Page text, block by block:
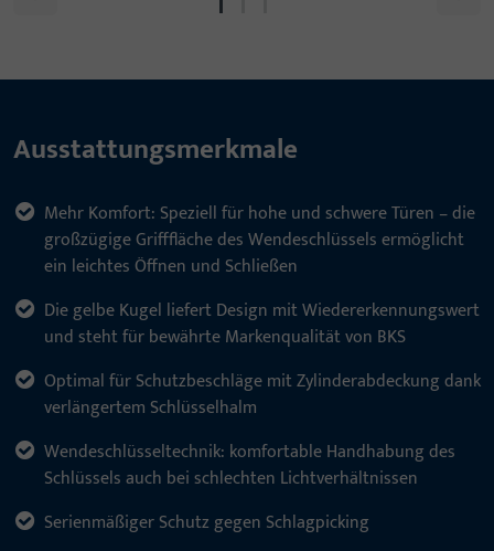
Ausstattungsmerkmale
Mehr Komfort: Speziell für hohe und schwere Türen – die
großzügige Grifffläche des Wendeschlüssels ermöglicht
ein leichtes Öffnen und Schließen
Die gelbe Kugel liefert Design mit Wiedererkennungswert
und steht für bewährte Markenqualität von BKS
Optimal für Schutzbeschläge mit Zylinderabdeckung dank
verlängertem Schlüsselhalm
Wendeschlüsseltechnik: komfortable Handhabung des
Schlüssels auch bei schlechten Lichtverhältnissen
Serienmäßiger Schutz gegen Schlagpicking